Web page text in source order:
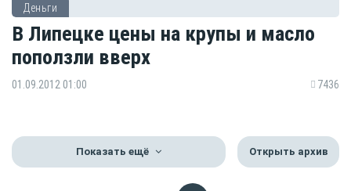
Деньги
В Липецке цены на крупы и масло
поползли вверх
01.09.2012 01:00 7436
Показать ещё Открыть архив